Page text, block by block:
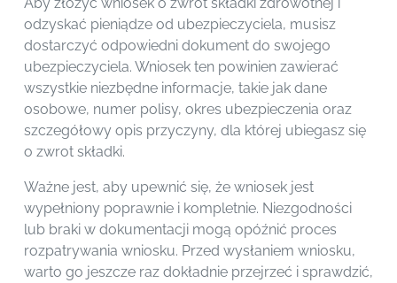
odzyskać pieniądze od ubezpieczyciela, musisz
dostarczyć odpowiedni dokument do swojego
ubezpieczyciela. Wniosek ten powinien zawierać
wszystkie niezbędne informacje, takie jak dane
osobowe, numer polisy, okres ubezpieczenia oraz
szczegółowy opis przyczyny, dla której ubiegasz się
o zwrot składki.
Ważne jest, aby upewnić się, że wniosek jest
wypełniony poprawnie i kompletnie. Niezgodności
lub braki w dokumentacji mogą opóźnić proces
rozpatrywania wniosku. Przed wysłaniem wniosku,
warto go jeszcze raz dokładnie przejrzeć i sprawdzić,